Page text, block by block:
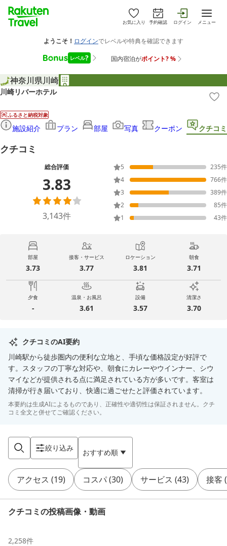
お気に入り 予約確認 ログイン メニュー
神奈川県川崎
川崎リバーホテル
ふるさと納税対象
施設紹介 プラン 部屋 写真 クーポン クチコミ
クチコミ
総合評価
3.83
3,143件
5 235件
4
766件
3
389件
2
85件
1
43件
部屋
3.73
接客・サービス
3.77
ロケーション
3.81
朝食
3.71
夕食
-
温泉・お風呂
3.61
設備
3.57
清潔さ
3.70
クチコミのAI要約
川崎駅から徒歩圏内の便利な立地と、手頃な価格設定が好評で
す。スタッフの丁寧な対応や、朝食にカレーやウインナー、シウ
マイなどが提供される点に満足されている方が多いです。客室は
清掃が行き届いており、快適に過ごせたと評価されています。
本要約は生成AIによるものであり、正確性や適切性は保証されません。クチ
コミ全文と併せてご確認ください。
絞り込み おすすめ順
アクセス (19) コスパ(30) サービス (43) 接客 (
クチコミの投稿画像・動画
2,258件